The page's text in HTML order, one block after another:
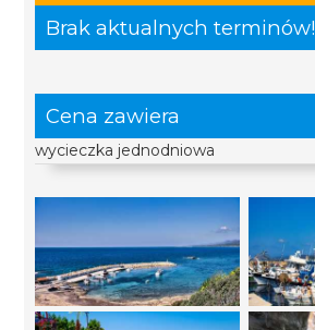
Brak aktualnych terminów!
Cena zawiera
wycieczka jednodniowa